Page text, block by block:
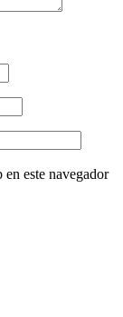
este navegador